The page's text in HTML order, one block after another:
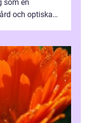
som en
och optiska